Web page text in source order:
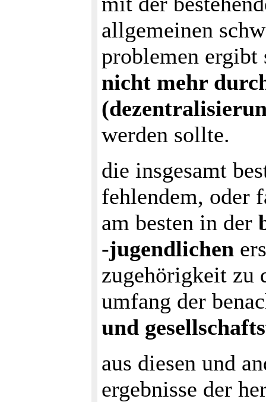
allgemeinen
problemen
nicht mehr
werden sollte.
die insgesamt
fehlendem, oder
am besten in der
-jugendlichen
zugehörigkeit zu
umfang der
und
aus diesen und
ergebnisse der